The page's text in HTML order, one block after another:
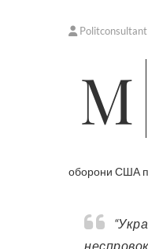
Politconsultant
Міністр оборони США Ллойд Остін провів у Пентагоні двосторонні переговори зі своїм українським колегою
оборони США
“Україна повернула собі більшу частину території, захопленої РФ з моменту її